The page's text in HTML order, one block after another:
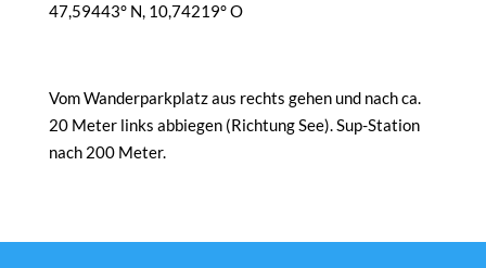
47,59443° N, 10,74219° O
Vom Wanderparkplatz aus rechts gehen und nach ca.
20 Meter links abbiegen (Richtung See). Sup-Station
nach 200 Meter.